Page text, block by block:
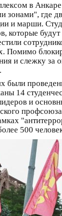
в
зонами", где
и марши.
которые
Помимо
и слежку
14
и
500